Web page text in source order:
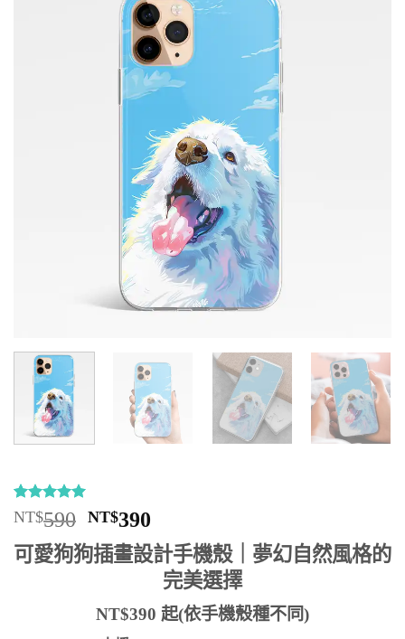
評分5/
5，已有
13
位
顧客進行評
分
NT$590 原
始
價
NT$590。
NT$390
前
價
格：
NT$390。
可愛狗狗插畫設計手機殼｜夢幻自然風格的
完美選擇
NT$390 起(依手機殼種不同)